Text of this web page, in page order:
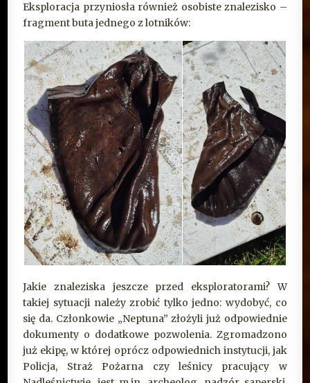
Eksploracja przyniosła również osobiste znalezisko –
fragment buta jednego z lotników:
Jakie znaleziska jeszcze przed eksploratorami? W
takiej sytuacji należy zrobić tylko jedno: wydobyć, co
się da. Członkowie „Neptuna” złożyli już odpowiednie
dokumenty o dodatkowe pozwolenia. Zgromadzono
już ekipę, w której oprócz odpowiednich instytucji, jak
Policja, Straż Pożarna czy leśnicy pracujący w